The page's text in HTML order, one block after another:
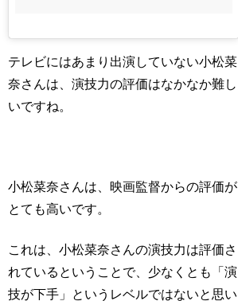
テレビにはあまり出演していない小松菜
奈さんは、演技力の評価はなかなか難し
いですね。
小松菜奈さんは、映画監督からの評価が
とても高いです。
これは、小松菜奈さんの演技力は評価さ
れているということで、少なくとも「演
技が下手」というレベルではないと思い